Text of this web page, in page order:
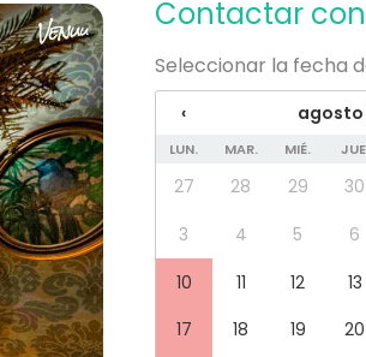
Contactar
Seleccionar la fecha
‹ agosto
LUN. MAR. MIÉ.
27 28 29 30
3
4 5 6
10
11 12 13
17
18 19 20